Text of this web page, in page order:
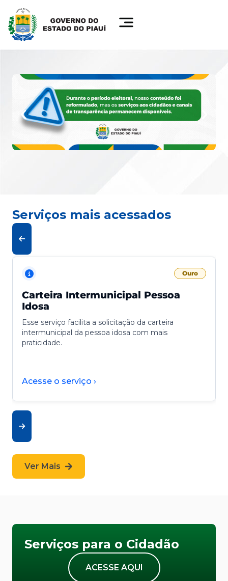
Serviços mais acessados
Ouro
Carteira Intermunicipal Pessoa
Idosa
Esse serviço facilita a solicitação da carteira
intermunicipal da pessoa idosa com mais
praticidade.
Acesse o serviço ›
Ver Mais
Serviços para o Cidadão
ACESSE AQUI